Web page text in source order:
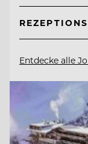
Entdecke alle